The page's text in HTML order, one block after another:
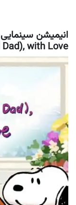
with Love)